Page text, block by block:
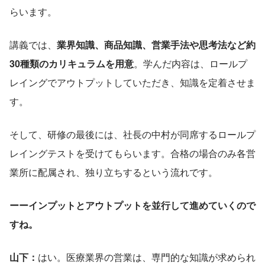
らいます。
講義では、 業界知識、商品知識、営業手法や思考法など約
30種類のカリキュラムを用意。学んだ内容は、ロールプ
レイングでアウトプットしていただき、知識を定着させま
す。
そして、研修の最後には、社長の中村が同席するロールプ
レイングテストを受けてもらいます。合格の場合のみ各営
業所に配属され、独り立ちするという流れです。
ーーインプットとアウトプットを並行して進めていくので
すね。
山下： はい。医療業界の営業は、専門的な知識が求められ